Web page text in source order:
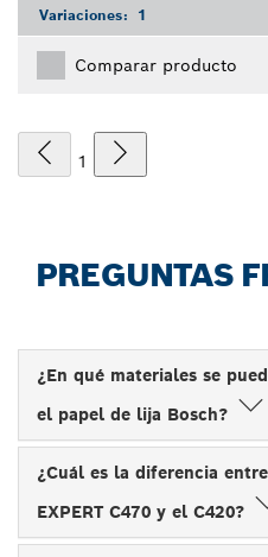
Variaciones: 1
Comparar producto
1
PREGUNTAS
¿En qué materiales se
el papel de lija Bosch?
¿Cuál es la diferencia
EXPERT C470 y el C420?